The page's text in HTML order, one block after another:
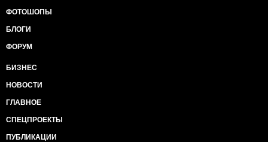
ФОТОШОПЫ
БЛОГИ
ФОРУМ
БИЗНЕС
НОВОСТИ
ГЛАВНОЕ
СПЕЦПРОЕКТЫ
ПУБЛИКАЦИИ